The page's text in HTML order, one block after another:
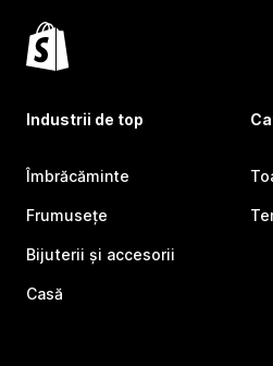
Industrii de top
Îmbrăcăminte
Frumusețe
Bijuterii și accesorii
Casă